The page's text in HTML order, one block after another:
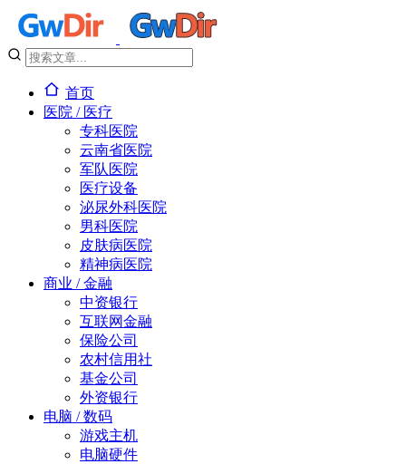
首页
医院 / 医疗
专科医院
云南省医院
军队医院
医疗设备
泌尿外科医院
男科医院
皮肤病医院
精神病医院
商业 / 金融
中资银行
互联网金融
保险公司
农村信用社
基金公司
外资银行
电脑 / 数码
游戏主机
电脑硬件